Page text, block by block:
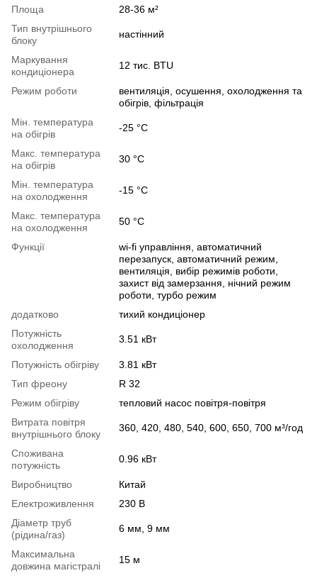
Площа
28-36 м²
Тип внутрішнього
блоку
настінний
Маркування
кондиціонера
12 тис. BTU
Режим роботи
вентиляція, осушення, охолодження та
обігрів, фільтрація
Мін. температура
на обігрів
-25 °C
Макс. температура
на обігрів
30 °C
Мін. температура
на охолодження
-15 °C
Макс. температура
на охолодження
50 °C
Функції
wi-fi управління, автоматичний
перезапуск, автоматичний режим,
вентиляція, вибір режимів роботи,
захист від замерзання, нічний режим
роботи, турбо режим
додатково
тихий кондиціонер
Потужність
охолодження
3.51 кВт
Потужність обігріву
3.81 кВт
Тип фреону
R 32
Режим обігріву
тепловий насос повітря-повітря
Витрата повітря
внутрішнього блоку
360, 420, 480, 540, 600, 650, 700 м³/год
Споживана
потужність
0.96 кВт
Виробництво
Китай
Електроживлення
230 В
Діаметр труб
(рідина/газ)
6 мм, 9 мм
Максимальна
довжина магістралі
15 м